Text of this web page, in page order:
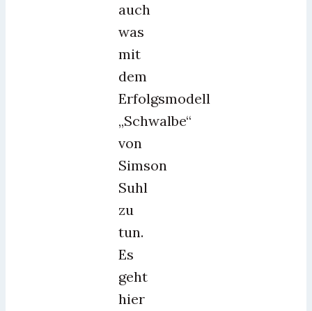
auch
was
mit
dem
Erfolgsmodell
„Schwalbe“
von
Simson
Suhl
zu
tun.
Es
geht
hier